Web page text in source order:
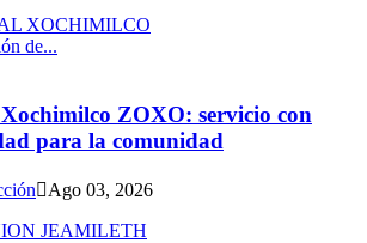
de...
ZOXO: servicio con
para la comunidad
Ago 03, 2026